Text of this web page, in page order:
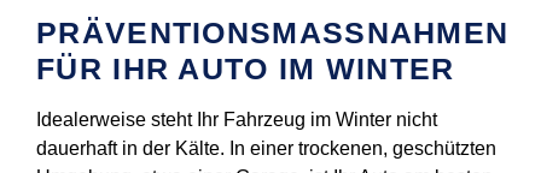
PRÄVENTIONSMASSNAHMEN F
ÜR IHR AUTO IM WINTER
Idealerweise steht Ihr Fahrzeug im Winter nicht
dauerhaft in der Kälte. In einer trockenen, geschützten